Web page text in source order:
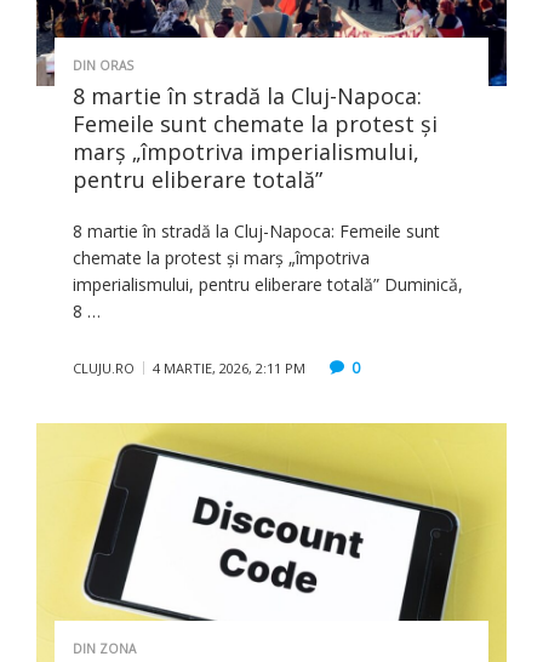
DIN ORAS
8 martie în stradă la Cluj-Napoca:
Femeile sunt chemate la protest și
marș „împotriva imperialismului,
pentru eliberare totală”
8 martie în stradă la Cluj-Napoca: Femeile sunt
chemate la protest și marș „împotriva
imperialismului, pentru eliberare totală” Duminică,
8 …
CLUJU.RO 4 MARTIE, 2026, 2:11 PM 0
DIN ZONA